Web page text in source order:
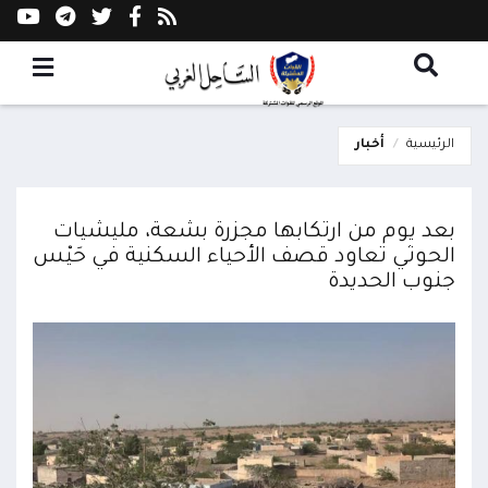
الرئيسية أخبار
بعد يوم من ارتكابها مجزرة بشعة، مليشيات
الحوثي تعاود قصف الأحياء السكنية في حَيْس
جنوب الحديدة